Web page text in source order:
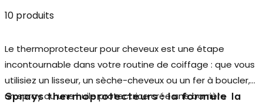
10 produits
Le thermoprotecteur pour cheveuxest une étape
incontournable dans votre routine de coiffage : que vous
utilisiez un lisseur, un sèche-cheveux ou un fer à boucler,
un spray ou une huile protectrice crée une barrière
Sprays thermoprotecteurs : la formule la